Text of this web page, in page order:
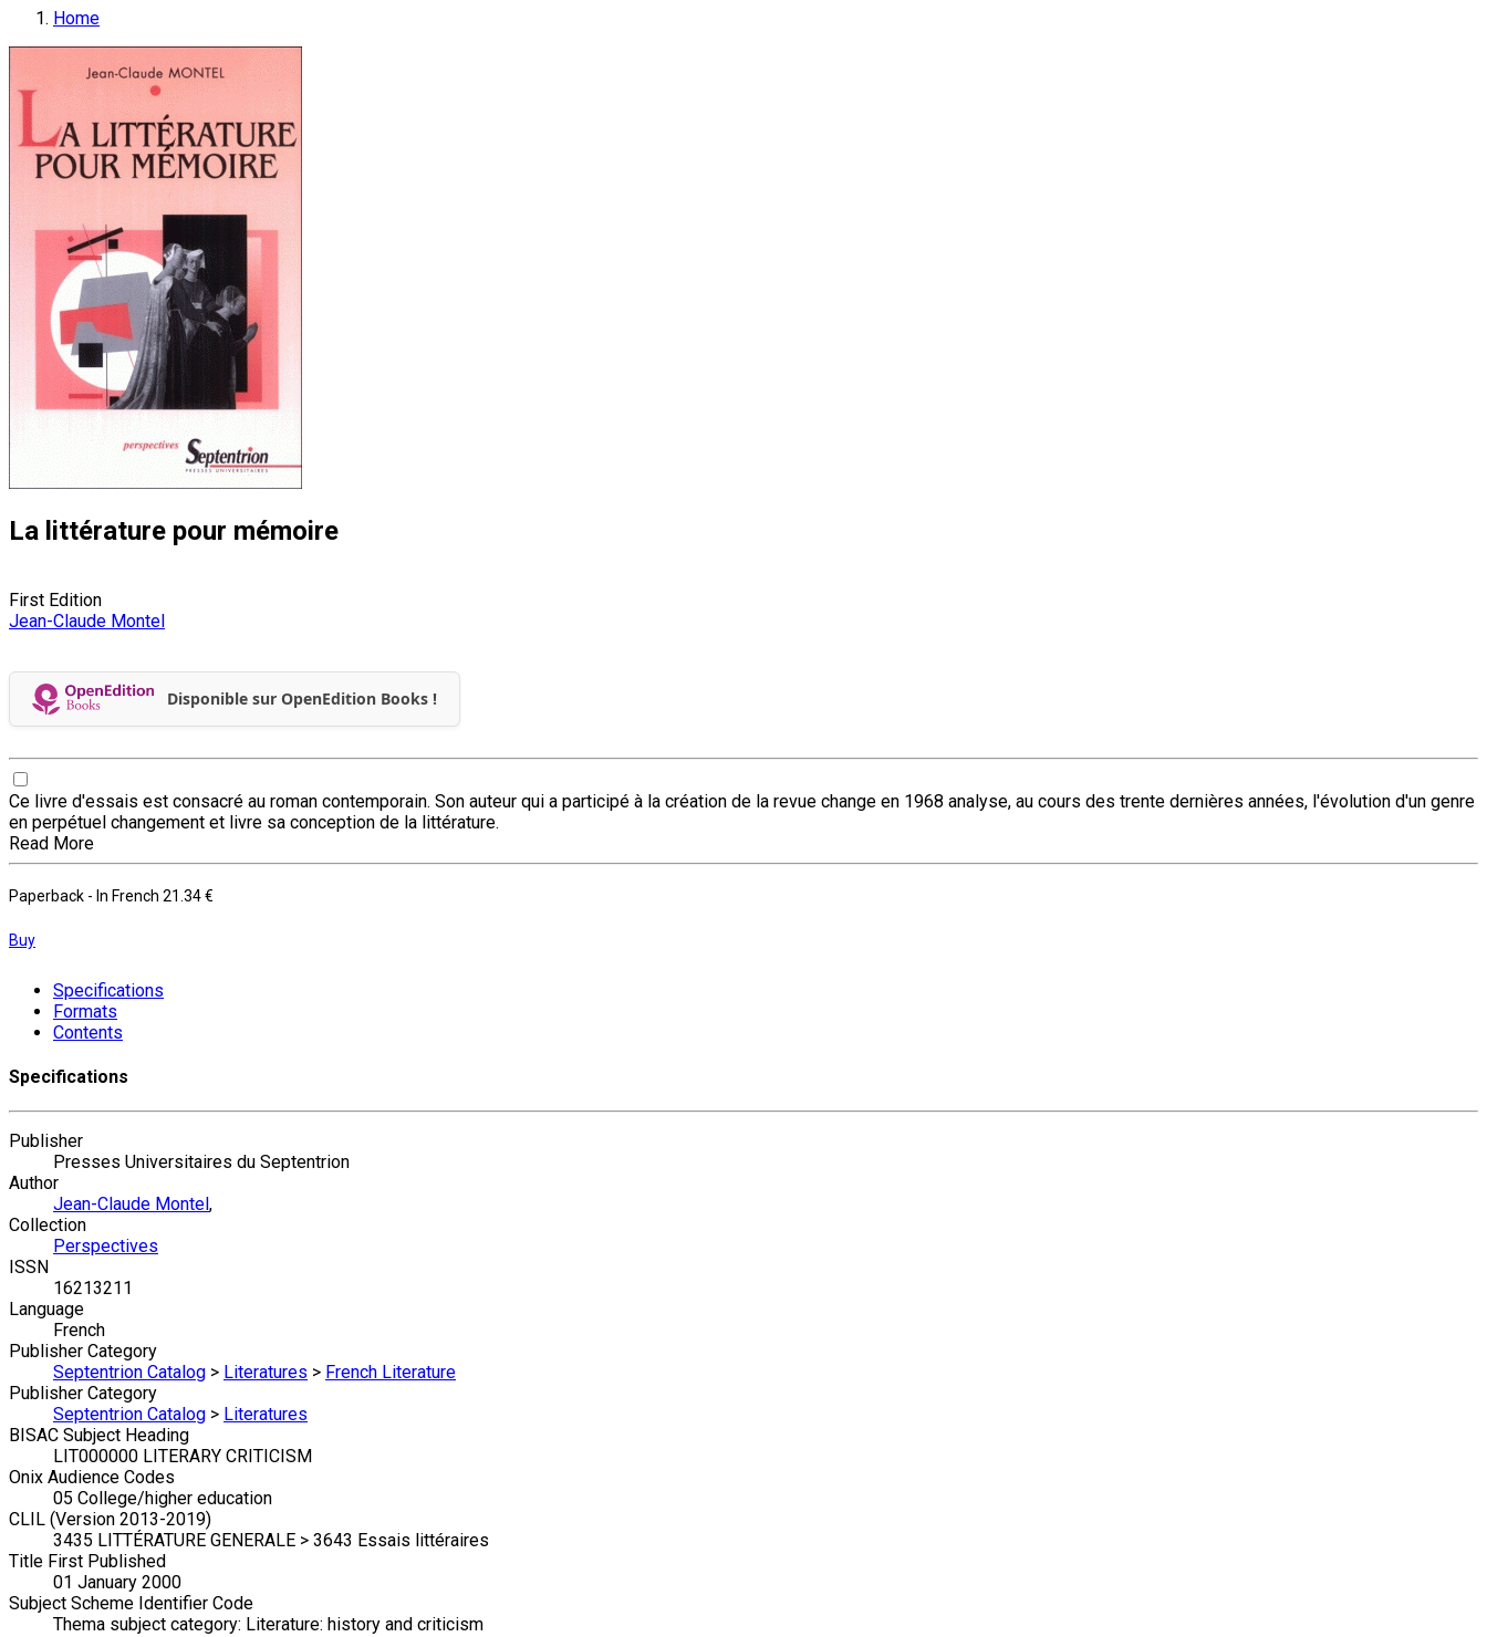
Home
La littérature pour mémoire
First Edition
Jean-Claude Montel
Disponible sur OpenEdition Books !
Ce livre d'essais est consacré au roman contemporain. Son auteur qui a participé à la création de la revue change en 1968 analyse, au cours des trente dernières années, l'évolution d'un genre
en perpétuel changement et livre sa conception de la littérature.
Read More
Paperback - In French 21.34 €
Buy
Specifications
Formats
Contents
Specifications
Publisher
Presses Universitaires du Septentrion
Author
Jean-Claude Montel ,
Collection
Perspectives
ISSN
16213211
Language
French
Publisher Category
Septentrion Catalog > Literatures > French Literature
Publisher Category
Septentrion Catalog > Literatures
BISAC Subject Heading
LIT000000 LITERARY CRITICISM
Onix Audience Codes
05 College/higher education
CLIL (Version 2013-2019)
3435 LITTÉRATURE GENERALE > 3643 Essais littéraires
Title First Published
01 January 2000
Subject Scheme Identifier Code
Thema subject category: Literature: history and criticism